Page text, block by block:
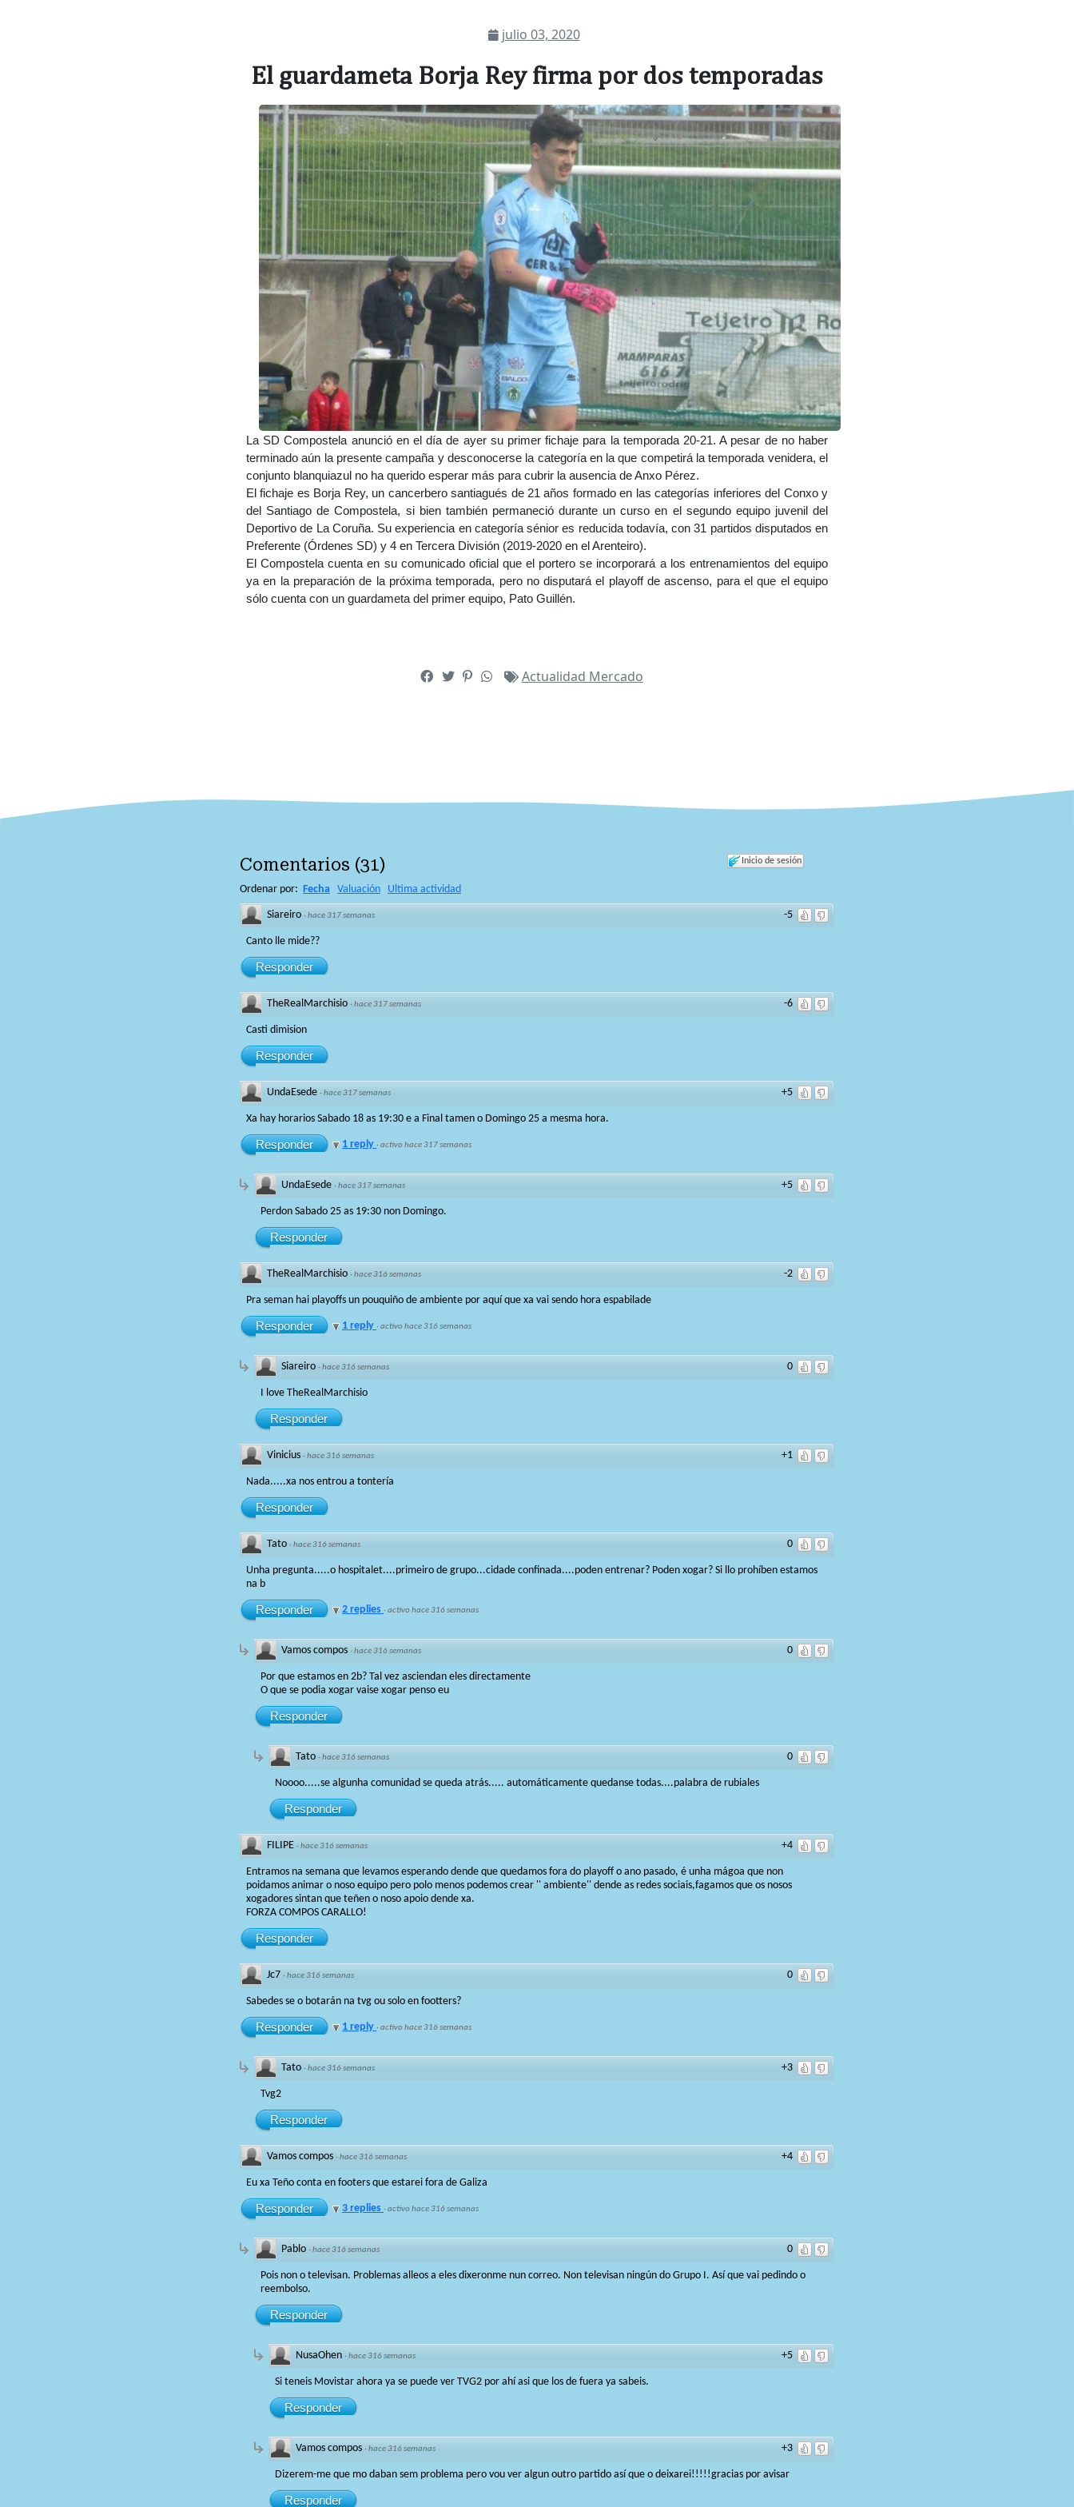
julio 03, 2020
El guardameta Borja Rey firma por dos temporadas
La SD Compostela anunció en el día de ayer su primer fichaje para la temporada 20-21. A pesar de no haber
terminado aún la presente campaña y desconocerse la categoría en la que competirá la temporada venidera, el
conjunto blanquiazul no ha querido esperar más para cubrir la ausencia de Anxo Pérez.
El fichaje es Borja Rey, un cancerbero santiagués de 21 años formado en las categorías inferiores del Conxo y
del Santiago de Compostela, si bien también permaneció durante un curso en el segundo equipo juvenil del
Deportivo de La Coruña. Su experiencia en categoría sénior es reducida todavía, con 31 partidos disputados en
Preferente (Órdenes SD) y 4 en Tercera División (2019-2020 en el Arenteiro).
El Compostela cuenta en su comunicado oficial que el portero se incorporará a los entrenamientos del equipo
ya en la preparación de la próxima temporada, pero no disputará el playoff de ascenso, para el que el equipo
sólo cuenta con un guardameta del primer equipo, Pato Guillén.
Actualidad Mercado
Inicio de sesión
Comentarios (31)
Ordenar por: Fecha Valuación Ultima actividad
-5
Siareiro ·hace 317 semanas
Canto lle mide??
Responder
-6
TheRealMarchisio ·hace 317 semanas
Casti dimision
Responder
+5
UndaEsede ·hace 317 semanas
Xa hay horarios Sabado 18 as 19:30 e a Final tamen o Domingo 25 a mesma hora.
Responder 1 reply ·activo hace 317 semanas
+5
UndaEsede ·hace 317 semanas
Perdon Sabado 25 as 19:30 non Domingo.
Responder
-2
TheRealMarchisio ·hace 316 semanas
Pra seman hai playoffs un pouquiño de ambiente por aquí que xa vai sendo hora espabilade
Responder 1 reply ·activo hace 316 semanas
0
Siareiro ·hace 316 semanas
I love TheRealMarchisio
Responder
+1
Vinicius ·hace 316 semanas
Nada.....xa nos entrou a tontería
Responder
0
Tato ·hace 316 semanas
Unha pregunta.....o hospitalet....primeiro de grupo...cidade confinada....poden entrenar? Poden xogar? Si llo prohíben estamos
na b
Responder 2 replies ·activo hace 316 semanas
0
Vamos compos ·hace 316 semanas
Por que estamos en 2b? Tal vez asciendan eles directamente
O que se podia xogar vaise xogar penso eu
Responder
0
Tato ·hace 316 semanas
Noooo.....se algunha comunidad se queda atrás..... automáticamente quedanse todas....palabra de rubiales
Responder
+4
FILIPE ·hace 316 semanas
Entramos na semana que levamos esperando dende que quedamos fora do playoff o ano pasado, é unha mágoa que non
poidamos animar o noso equipo pero polo menos podemos crear '' ambiente'' dende as redes sociais,fagamos que os nosos
xogadores sintan que teñen o noso apoio dende xa.
FORZA COMPOS CARALLO!
Responder
0
Jc7 ·hace 316 semanas
Sabedes se o botarán na tvg ou solo en footters?
Responder 1 reply ·activo hace 316 semanas
+3
Tato ·hace 316 semanas
Tvg2
Responder
+4
Vamos compos ·hace 316 semanas
Eu xa Teño conta en footers que estarei fora de Galiza
Responder 3 replies ·activo hace 316 semanas
0
Pablo ·hace 316 semanas
Pois non o televisan. Problemas alleos a eles dixeronme nun correo. Non televisan ningún do Grupo I. Así que vai pedindo o
reembolso.
Responder
+5
NusaOhen ·hace 316 semanas
Si teneis Movistar ahora ya se puede ver TVG2 por ahí asi que los de fuera ya sabeis.
Responder
+3
Vamos compos ·hace 316 semanas
Dizerem-me que mo daban sem problema pero vou ver algun outro partido así que o deixarei!!!!!gracias por avisar
Responder